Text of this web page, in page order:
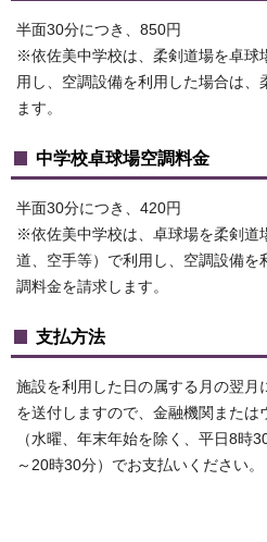
半面30分につき、850円
※依佐美中学校は、柔剣道場を卓球
用し、空調設備を利用した場合は、
ます。
中学校卓球場空調料金
半面30分につき、420円
※依佐美中学校は、卓球場を柔剣道
道、空手等）で利用し、空調設備を
調料金を請求します。
支払方法
施設を利用した日の属する月の翌月
を送付しますので、金融機関または
（水曜、年末年始を除く、平日8時
～20時30分）でお支払いください。